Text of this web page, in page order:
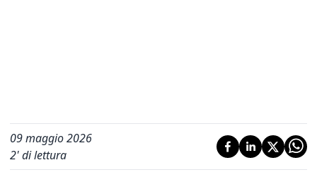
09 maggio 2026
2' di lettura